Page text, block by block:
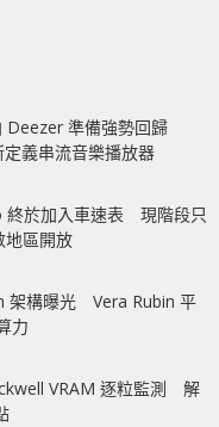
Deezer 準備強勢回歸
義串流音樂播放器
終於加入車速表 現階段只
地區開放
架構曝光 Vera Rubin 平
力
VRAM 逐粒監測 解